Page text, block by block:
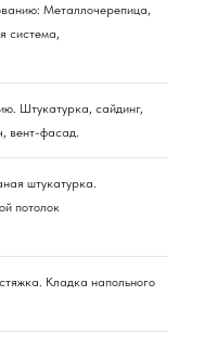
Металлочерепица,
система,
Штукатурка, сайдинг,
вент-фасад.
штукатурка.
потолок
Кладка напольного